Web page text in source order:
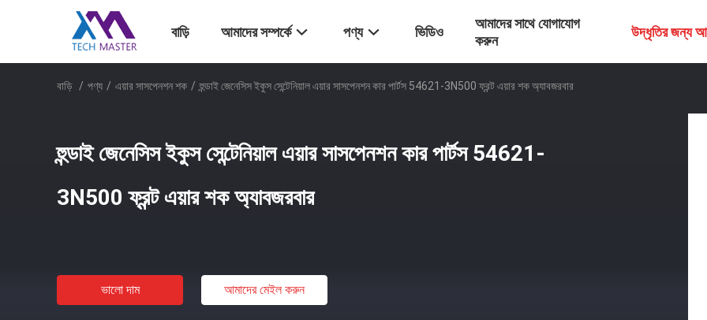
বাড়ি আমাদের সম্পর্কে পণ্য ভিডিও
আমাদের সাথে যোগাযোগ
করুন
উদ্ধৃতির জন্য
বাড়ি / পণ্য / এয়ার সাসপেনশন শক / হুন্ডাই জেনেসিস ইকুস সেন্টেনিয়াল এয়ার সাসপেনশন কার পার্টস 54621-3N500 ফ্রন্ট এয়ার শক অ্যাবজরবার
হুন্ডাই জেনেসিস ইকুস সেন্টেনিয়াল এয়ার সাসপেনশন কার পার্টস 54621-
3N500 ফ্রন্ট এয়ার শক অ্যাবজরবার
ভালো দাম আমাদের মেইল ​​করুন